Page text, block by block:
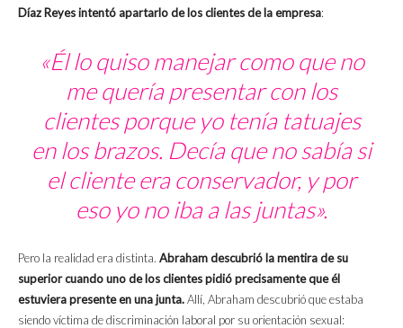
Díaz Reyes intentó apartarlo de los clientes de la empresa:
«Él lo quiso manejar como que no
me quería presentar con los
clientes porque yo tenía tatuajes
en los brazos. Decía que no sabía si
el cliente era conservador, y por
eso yo no iba a las juntas».
Pero la realidad era distinta. Abraham descubrió la mentira de su
superior cuando uno de los clientes pidió precisamente que él
estuviera presente en una junta.Allí, Abraham descubrió que estaba
siendo víctima de discriminación laboral por su orientación sexual: